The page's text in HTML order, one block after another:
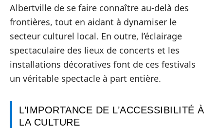
Albertville de se faire connaître au-delà des
frontières, tout en aidant à dynamiser le
secteur culturel local. En outre, l’éclairage
spectaculaire des lieux de concerts et les
installations décoratives font de ces festivals
un véritable spectacle à part entière.
L’IMPORTANCE DE L’ACCESSIBILITÉ À
LA CULTURE